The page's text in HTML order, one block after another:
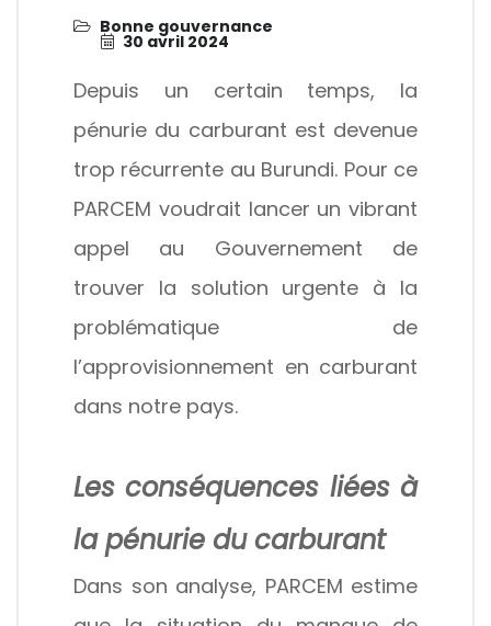
Bonne gouvernance
30 avril 2024
Depuis un certain temps, la
pénurie du carburant est devenue
trop récurrente au Burundi. Pour ce
PARCEM voudrait lancer un vibrant
appel au Gouvernement de
trouver la solution urgente à la
problématique de
l’approvisionnement en carburant
dans notre pays.
Les conséquences liées à
la pénurie du carburant
Dans son analyse, PARCEM estime